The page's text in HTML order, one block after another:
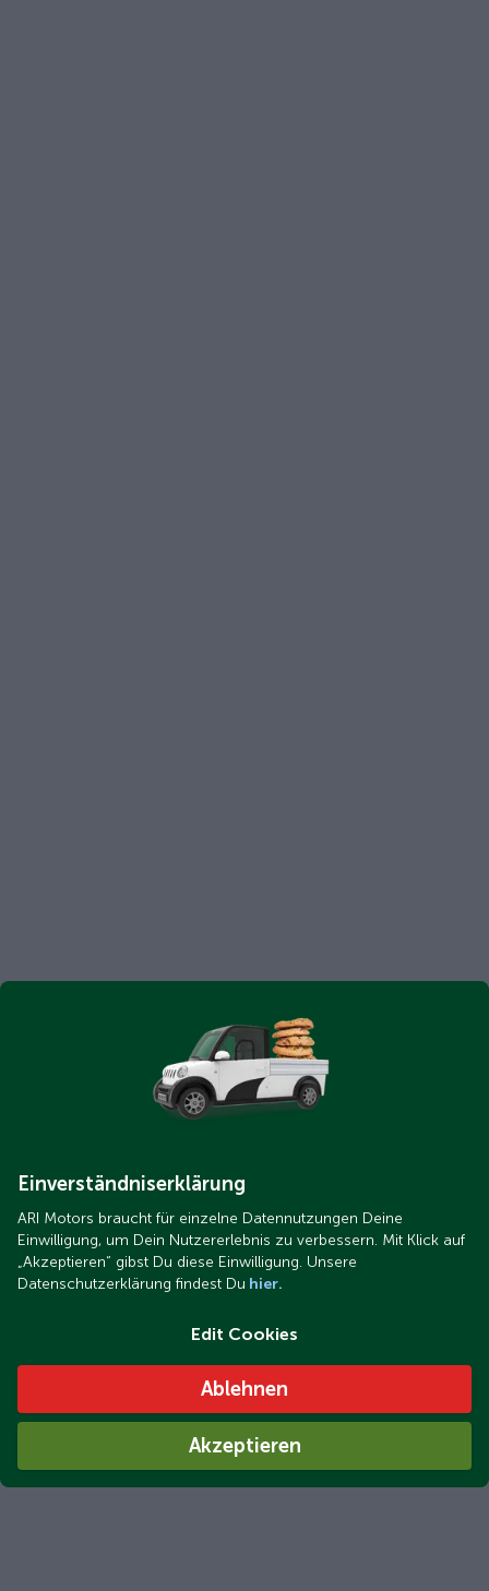
Einverständniserklärung
ARI Motors braucht für einzelne Datennutzungen Deine
Einwilligung, um Dein Nutzererlebnis zu verbessern. Mit Klick auf
„Akzeptieren“ gibst Du diese Einwilligung. Unsere
Datenschutzerklärung findest Du hier.
Edit Cookies
Ablehnen
Akzeptieren